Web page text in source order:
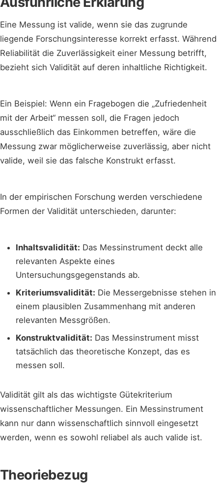
Eine Messung ist valide, wenn sie das zugrunde
liegende Forschungsinteresse korrekt erfasst. Während
Reliabilität die Zuverlässigkeit einer Messung betrifft,
bezieht sich Validität auf deren inhaltliche Richtigkeit.
Ein Beispiel: Wenn ein Fragebogen die „Zufriedenheit
mit der Arbeit“ messen soll, die Fragen jedoch
ausschließlich das Einkommen betreffen, wäre die
Messung zwar möglicherweise zuverlässig, aber nicht
valide, weil sie das falsche Konstrukt erfasst.
In der empirischen Forschung werden verschiedene
Formen der Validität unterschieden, darunter:
Inhaltsvalidität: Das Messinstrument deckt alle
relevanten Aspekte eines
Untersuchungsgegenstands ab.
Kriteriumsvalidität: Die Messergebnisse stehen in
einem plausiblen Zusammenhang mit anderen
relevanten Messgrößen.
Konstruktvalidität: Das Messinstrument misst
tatsächlich das theoretische Konzept, das es
messen soll.
Validität gilt als das wichtigste Gütekriterium
wissenschaftlicher Messungen. Ein Messinstrument
kann nur dann wissenschaftlich sinnvoll eingesetzt
werden, wenn es sowohl reliabel als auch valide ist.
Theoriebezug